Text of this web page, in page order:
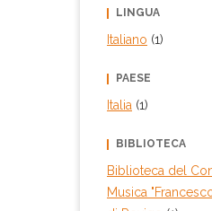
LINGUA
Italiano (1)
PAESE
Italia (1)
BIBLIOTECA
Biblioteca del
Musica